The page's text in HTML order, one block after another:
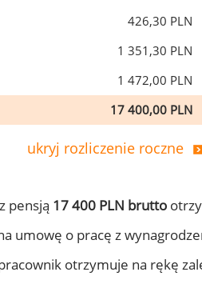
426,30 PLN
1 351,30 PLN
1 472,00 PLN
17 400,00 PLN
ukryj rozliczenie roczne
pensją 17 400 PLN brutto
umowę o pracę z
otrzymuje na rękę